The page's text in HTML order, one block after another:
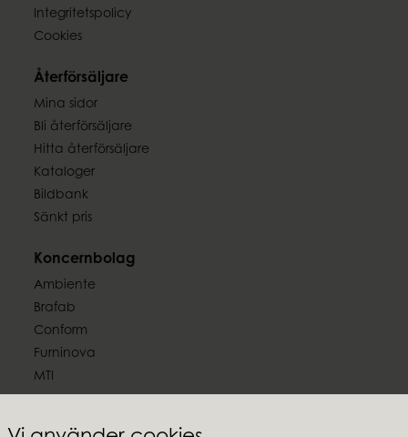
Integritetspolicy
Cookies
Återförsäljare
Mina sidor
Bli återförsäljare
Hitta återförsäljare
Kataloger
Bildbank
Sänkt pris
Koncernbolag
Ambiente
Brafab
Conform
Furninova
MTI